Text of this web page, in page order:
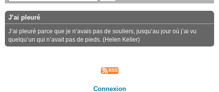
J’ai pleuré
J’ai pleuré parce que je n’avais pas de souliers, jusqu’au jour où j’ai vu
quelqu’un qui n’avait pas de pieds. (Helen Keller)
Connexion